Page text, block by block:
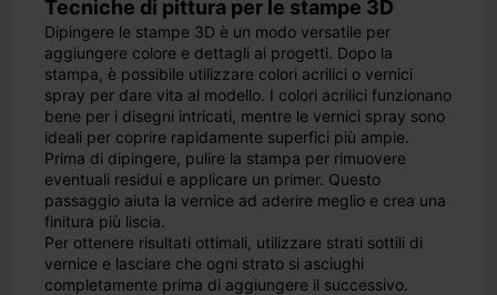
Tecniche di pittura per le stampe 3D
Dipingere le stampe 3D è un modo versatile per
aggiungere colore e dettagli ai progetti. Dopo la
stampa, è possibile utilizzare colori acrilici o vernici
spray per dare vita al modello. I colori acrilici funzionano
bene per i disegni intricati, mentre le vernici spray sono
ideali per coprire rapidamente superfici più ampie.
Prima di dipingere, pulire la stampa per rimuovere
eventuali residui e applicare un primer. Questo
passaggio aiuta la vernice ad aderire meglio e crea una
finitura più liscia.
Per ottenere risultati ottimali, utilizzare strati sottili di
vernice e lasciare che ogni strato si asciughi
completamente prima di aggiungere il successivo.